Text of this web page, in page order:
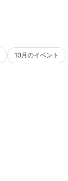
10月のイベント